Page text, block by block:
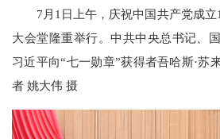
7月1日上午，庆祝中国共产党成
大会堂隆重举行。中共中央总书记、
习近平向“七一勋章”获得者吾哈斯·苏
者 姚大伟 摄